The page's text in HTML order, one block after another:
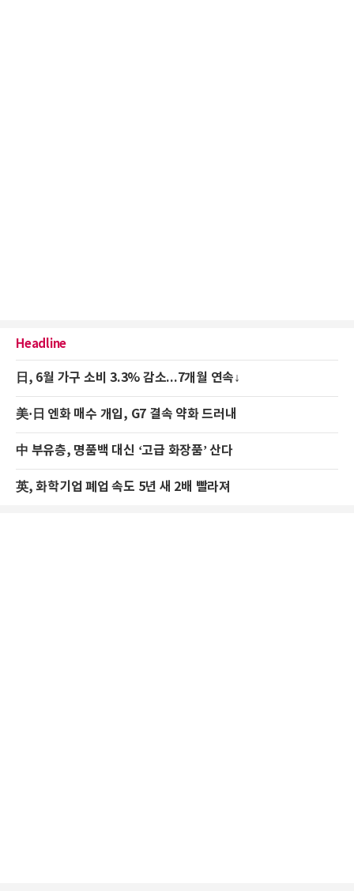
Headline
日, 6월 가구 소비 3.3% 감소...7개월 연속↓
美·日 엔화 매수 개입, G7 결속 약화 드러내
中 부유층, 명품백 대신 ‘고급 화장품’ 산다
英, 화학기업 폐업 속도 5년 새 2배 빨라져